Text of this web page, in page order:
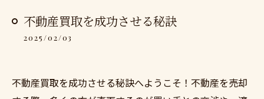
不動産買取を成功させる秘訣
2025/02/03
不動産買取を成功させる秘訣へようこそ！不動産を売却